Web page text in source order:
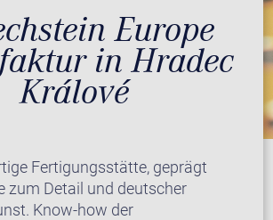
Europe
in Hradec
Králové
Fertigungsstätte, geprägt
zum Detail und deutscher
Know-how der